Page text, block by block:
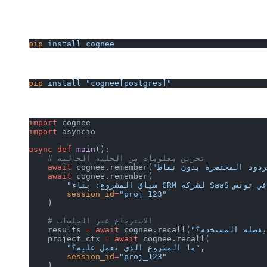
pip install cognee
pip install "cognee[postgres]"
import cognee
import asyncio
async def main ():
    # تخزين معلومات من الجلسة الحالية
    await
cognee.remember(
    await
cognee.remember(
        session_id
="proj_123"
    )
    # الاسترجاع عبر الجلسات
    results
= await cognee.recall(
    project_ctx
= await cognee.recall(
        "ما المشروع الذي نعمل عليه؟"
,
        session_id
="proj_123"